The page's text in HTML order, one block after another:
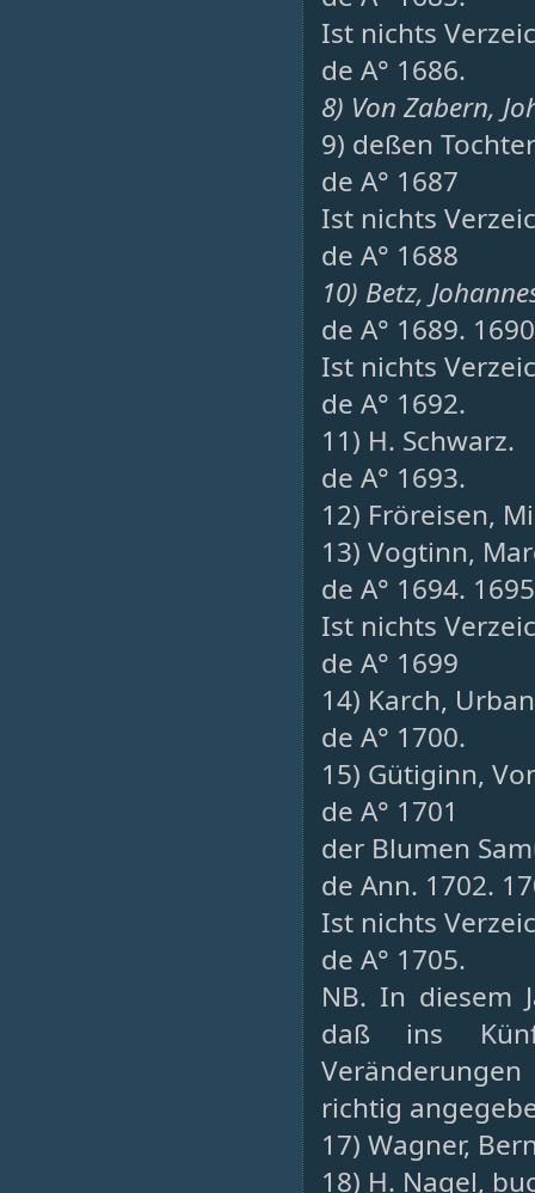
Ist nichts
de A° 1686.
8) Von Zabern,
9) deßen Tochter
de A° 1687
Ist nichts
de A° 1688
10) Betz,
de A° 1689.
Ist nichts
de A° 1692.
11) H. Schwarz.
de A° 1693.
12) Fröreisen,
13) Vogtinn,
de A° 1694.
Ist nichts
de A° 1699
14) Karch,
de A° 1700.
15) Gütiginn,
de A° 1701
der Blumen
de Ann. 1702.
Ist nichts
de A° 1705.
NB. In diesem
daß ins
richtig
17) Wagner,
18) H. Nagel,